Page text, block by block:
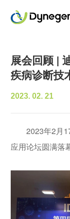
展会回顾 |
疾病诊断技
2023. 02. 21
2023年2月
应用论坛圆满落